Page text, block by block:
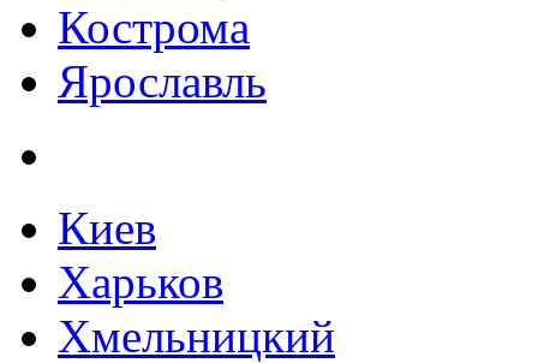
Кострома
Ярославль
Киев
Харьков
Хмельницкий